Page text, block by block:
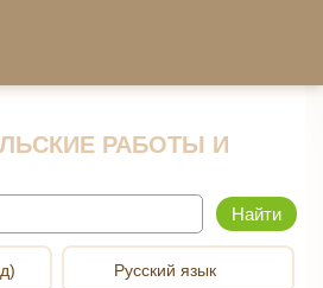
РАБОТЫ И
Русский язык